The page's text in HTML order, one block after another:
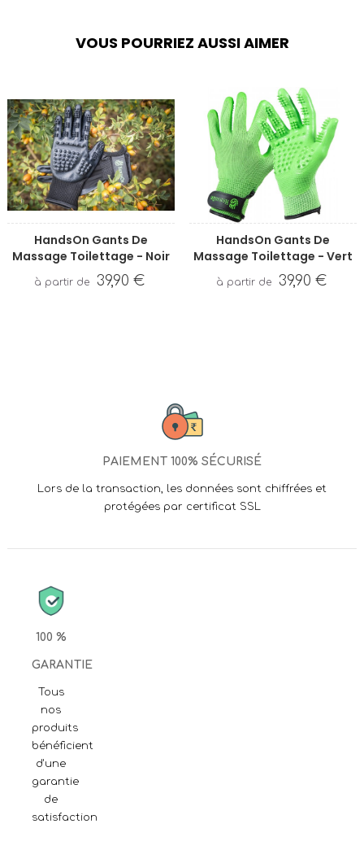
VOUS POURRIEZ AUSSI AIMER
HandsOn Gants De
Massage Toilettage - Noir
39,90 €
HandsOn Gants De
Massage Toilettage - Vert
39,90 €
PAIEMENT 100% SÉCURISÉ
Lors de la transaction, les données sont chiffrées et
protégées par certificat SSL
100 %
GARANTIE
Tous
nos
produits
bénéficient
d'une
garantie
de
satisfaction